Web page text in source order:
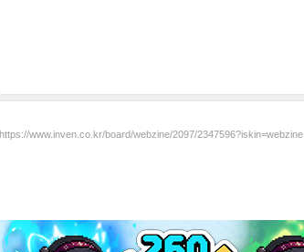
https://www.inven.co.kr/board/webzine/2097/2347596?iskin=webzine